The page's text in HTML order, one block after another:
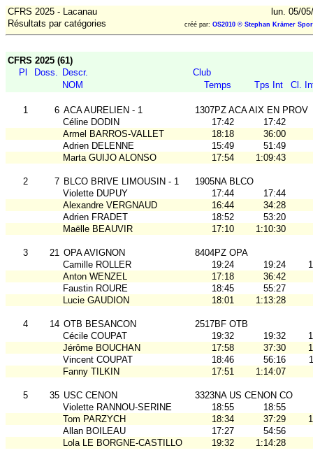
CFRS 2025 - Lacanau
lun. 05/
Résultats par catégories
créé par: OS2010 © Stephan Krämer
CFRS 2025 (61)
Pl
Doss. Descr.
Club
NOM
Temps Tps Int Cl.
1 6 ACA AURELIEN - 1
1307PZ ACA AIX EN PROV
Céline DODIN
17:42
17:42
Armel BARROS-VALLET
18:18
36:00
Adrien DELENNE
15:49
51:49
Marta GUIJO ALONSO
17:54 1:09:43
2 7 BLCO BRIVE LIMOUSIN - 1
1905NA BLCO
Violette DUPUY
17:44
17:44
Alexandre VERGNAUD
16:44
34:28
Adrien FRADET
18:52
53:20
Maëlle BEAUVIR
17:10 1:10:30
3 21 OPA AVIGNON
8404PZ OPA
Camille ROLLER
19:24 19:24
Anton WENZEL
17:18
36:42
Faustin ROURE
18:45
55:27
Lucie GAUDION
18:01 1:13:28
4 14 OTB BESANCON
2517BF OTB
Cécile COUPAT
19:32 19:32
Jérôme BOUCHAN
17:58 37:30
Vincent COUPAT
18:46 56:16
Fanny TILKIN
17:51 1:14:07
5 35 USC CENON
3323NA US CENON CO
Violette RANNOU-SERINE
18:55
18:55
Tom PARZYCH
18:34 37:29
Allan BOILEAU
17:27
54:56
Lola LE BORGNE-CASTILLO
19:32 1:14:28